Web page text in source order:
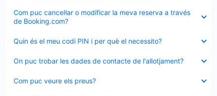
Com puc cancel·lar o modificar la meva reserva a través
de Booking.com?
tancat
Quin és el meu codi PIN i per què el necessito?
tancat
On puc trobar les dades de contacte de l'allotjament?
tancat
Com puc veure els preus?
tancat